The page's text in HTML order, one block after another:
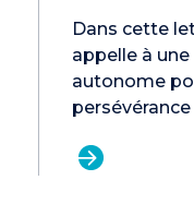
Dans cette
appelle à
autonome